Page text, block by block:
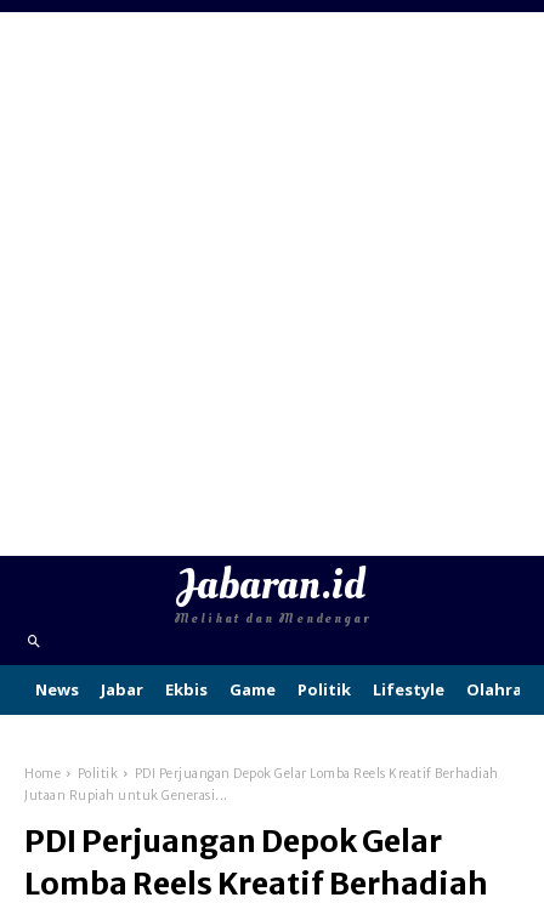
Jabaran.id
Melihat dan Mendengar
News Jabar Ekbis Game Politik Lifestyle Olahraga
Home Politik
PDI Perjuangan Depok Gelar Lomba Reels Kreatif Berhadiah
Jutaan Rupiah untuk Generasi...
PDI Perjuangan Depok Gelar
Lomba Reels Kreatif Berhadiah